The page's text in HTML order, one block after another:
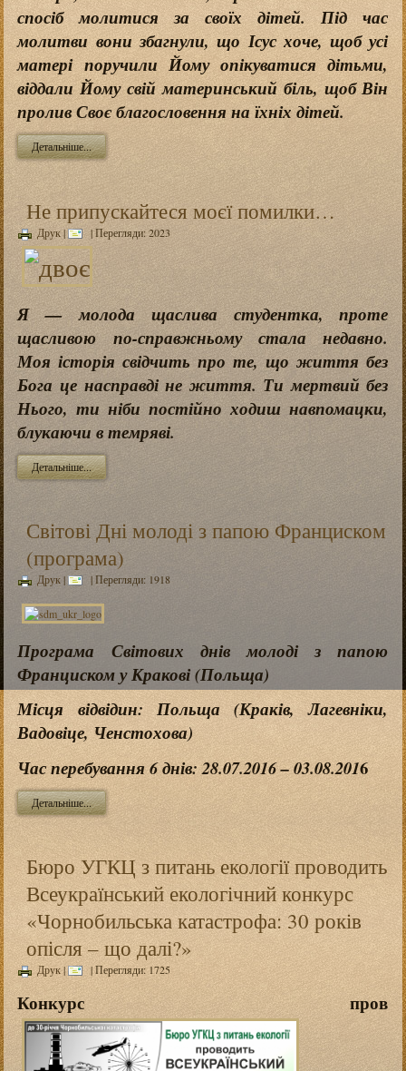
спосіб молитися за своїх дітей. Під час
молитви вони збагнули, що Ісус хоче, щоб усі
матері поручили Йому опікуватися дітьми,
віддали Йому свій материнський біль, щоб Він
пролив Своє благословення на їхніх дітей.
Детальніше...
Не припускайтеся моєї помилки…
Друк| | Перегляди: 2023
Я — молода щаслива студентка, проте
щасливою по-справжньому стала недавно.
Моя історія свідчить про те, що життя без
Бога це насправді не життя. Ти мертвий без
Нього, ти ніби постійно ходиш навпомацки,
блукаючи в темряві.
Детальніше...
Світові Дні молоді з папою Франциском
(програма)
Друк| | Перегляди: 1918
Програма Світових днів молоді з папою
Франциском у Кракові (Польща)
Місця відвідин: Польща (Краків, Лагевніки,
Вадовіце, Ченстохова)
Час перебування 6 днів: 28.07.2016 – 03.08.2016
Детальніше...
Бюро УГКЦ з питань екології проводить
Всеукраїнський екологічний конкурс
«Чорнобильська катастрофа: 30 років
опісля – що далі?»
Друк| | Перегляди: 1725
Конкурс пров